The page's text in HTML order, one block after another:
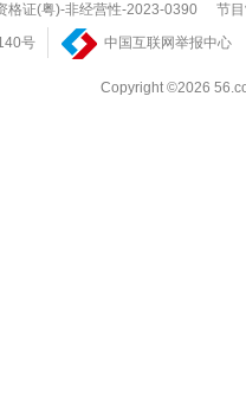
格证(粤)-非经营性-2023-0390
节
号
中国互联网举报中心
Copyright ©2026